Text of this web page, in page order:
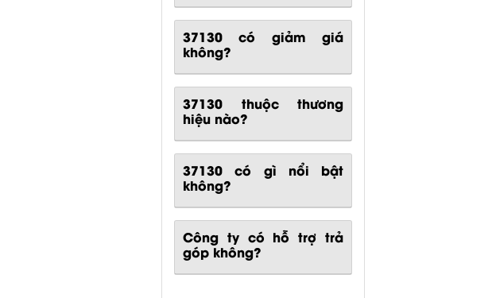
37130 có giảm giá
không?
37130 thuộc thương
hiệu nào?
37130 có gì nổi bật
không?
Công ty có hỗ trợ trả
góp không?